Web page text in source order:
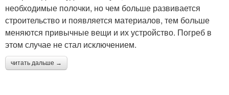
необходимые полочки, но чем больше развивается
строительство и появляется материалов, тем больше
меняются привычные вещи и их устройство. Погреб в
этом случае не стал исключением.
читать дальше →